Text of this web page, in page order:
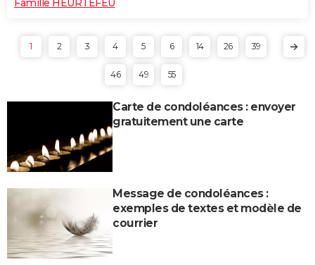
1 2 3 4 5 6 14 26 39
46 49 55
Carte de condoléances : envoyer
gratuitement une carte
Message de condoléances :
exemples de textes et modèle de
courrier